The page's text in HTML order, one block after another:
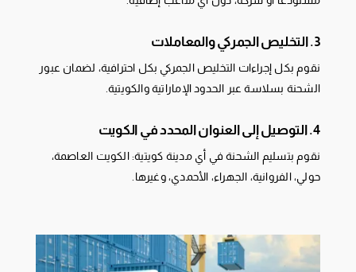
3. التخليص الجمركي والمعاملات
نقوم بكل إجراءات التخليص الجمركي بكل احترافية، لضمان عبور
الشحنة بسلاسة عبر الحدود الإماراتية والكويتية.
4. التوصيل إلى العنوان المحدد في الكويت
نقوم بتسليم الشحنة في أي مدينة كويتية: الكويت العاصمة،
حولي، الفروانية، الجهراء، الأحمدي، وغيرها.